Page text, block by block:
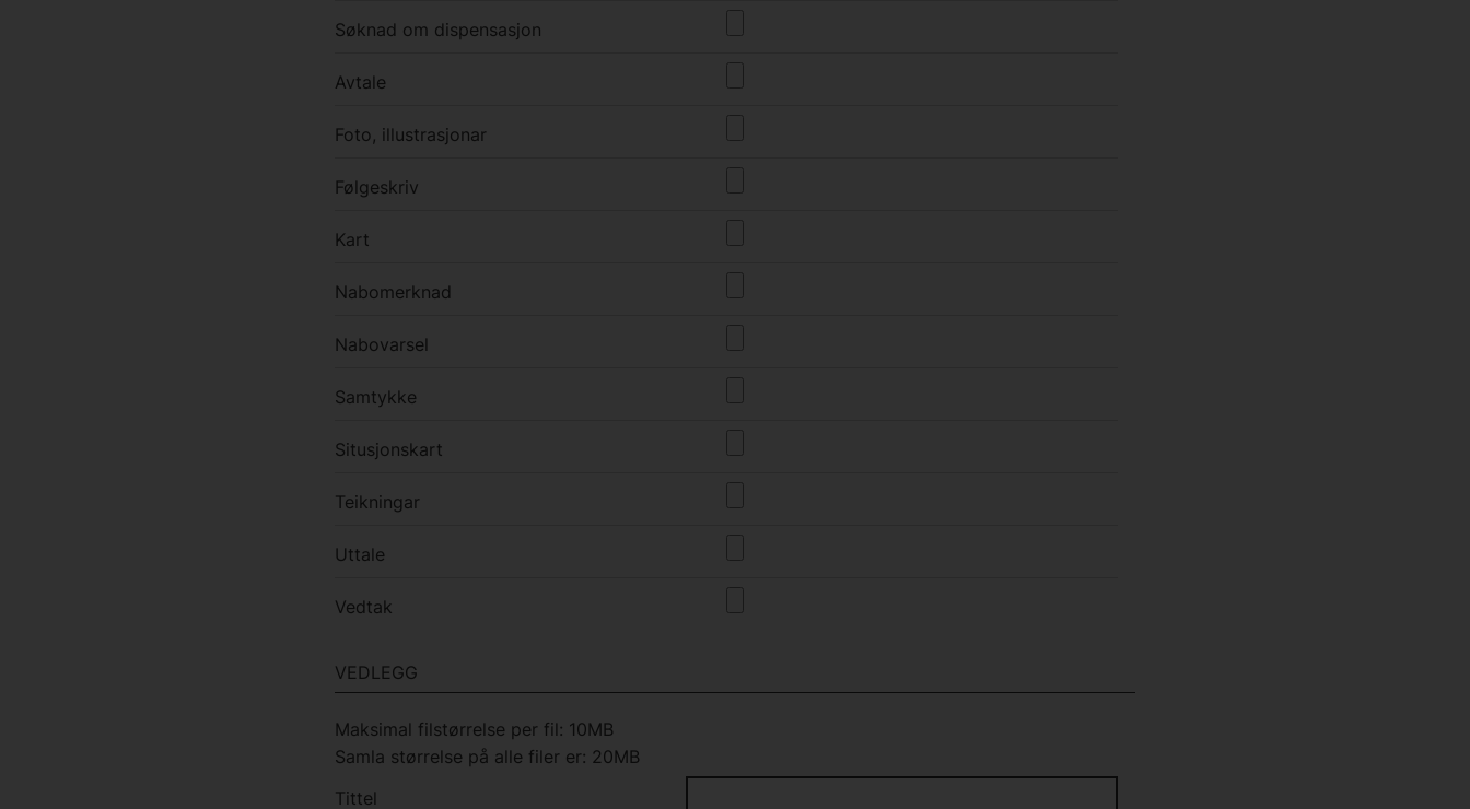
Søknad om dispensasjon
Avtale
Foto, illustrasjonar
Følgeskriv
Kart
Nabomerknad
Nabovarsel
Samtykke
Situsjonskart
Teikningar
Uttale
Vedtak
VEDLEGG
Maksimal filstørrelse per fil: 10MB
Samla størrelse på alle filer er: 20MB
Tittel